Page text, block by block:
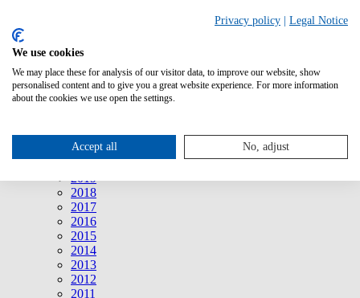
Mitteilungen
2026
2025
2024
2022
2021
2020
2019
2018
2017
2016
2015
2014
2013
2012
2011
Privacy policy Legal Notice
We use cookies
We may place these for analysis of our visitor data, to improve our website, show
personalised content and to give you a great website experience. For more information
about the cookies we use open the settings.
Accept all No, adjust